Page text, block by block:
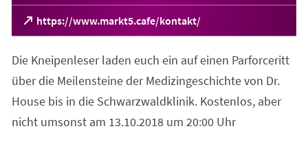
https://www.markt5.cafe/kontakt/
(Öffnet
in
neuen
Die Kneipenleser laden euch ein auf einen Parforceritt
über die Meilensteine der Medizingeschichte von Dr.
House bis in die Schwarzwaldklinik. Kostenlos, aber
nicht umsonst am 13.10.2018 um 20:00 Uhr